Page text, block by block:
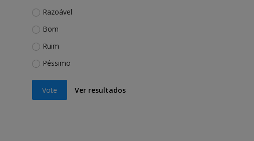
Razoável
Bom
Ruim
Péssimo
Vote Ver resultados